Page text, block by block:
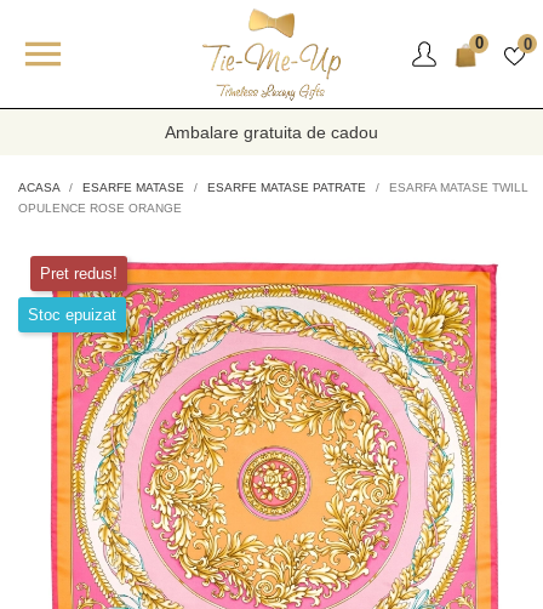
 0 0
Ambalare gratuita de cadou
ACASA ESARFE MATASE ESARFE MATASE PATRATE
ESARFA MATASE TWILL
OPULENCE ROSE ORANGE
Pret redus!
Stoc epuizat